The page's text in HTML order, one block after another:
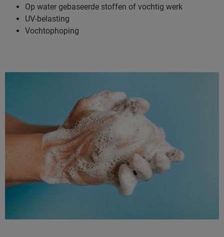
Op water gebaseerde stoffen of vochtig werk
UV-belasting
Vochtophoping